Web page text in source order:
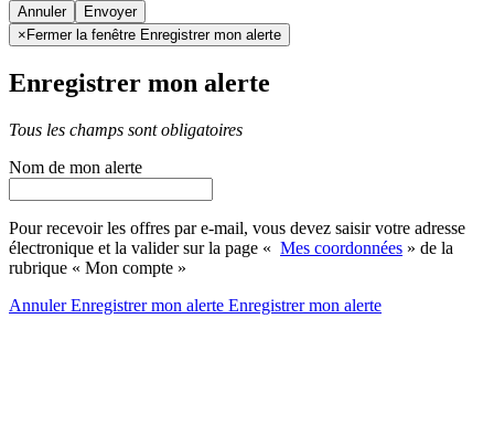
Annuler
× Fermer la fenêtre Enregistrer mon alerte
Enregistrer mon alerte
Tous les champs sont obligatoires
Nom de mon alerte
Pour recevoir les offres par e-mail, vous devez saisir votre adresse
électronique et la valider sur la page « Mes coordonnées » de la
rubrique « Mon compte »
AnnulerEnregistrer mon alerte Enregistrermon alerte